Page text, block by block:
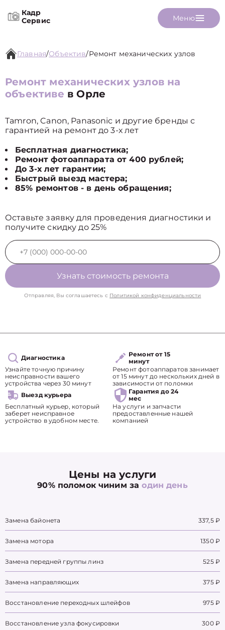
Кадр
Сервис
Меню
Главная/Объектив/Ремонт механических узлов
Ремонт механических узлов на
объективе в Орле
Tamron, Canon, Panasonic и другие бренды с
гарантией на ремонт до 3-х лет
Бесплатная диагностика;
Ремонт фотоаппарата от 400 рублей;
До 3-х лет гарантии;
Быстрый выезд мастера;
85% ремонтов - в день обращения;
Оставьте заявку для проведения диагностики и
получите скидку до 25%
Узнать стоимость ремонта
Отправляя, Вы соглашаетесь с Политикой конфиденциальности
Диагностика
Узнайте точную причину
неисправности вашего
устройства через 30 минут
Ремонт от 15
минут
Ремонт фотоаппаратов занимает
от 15 минут до нескольких дней в
зависимости от поломки
Выезд курьера
Бесплатный курьер, который
заберет неисправное
устройство в удобном месте.
Гарантия до 24
мес
На услуги и запчасти
предоставленные нашей
компанией
Цены на услуги
90% поломок чиним заодин день
Замена байонета 337,5 ₽
Замена мотора 1350 ₽
Замена передней группы линз 525 ₽
Замена направляющих 375 ₽
Восстановление переходных шлейфов 975 ₽
Восстановление узла фокусировки 300 ₽